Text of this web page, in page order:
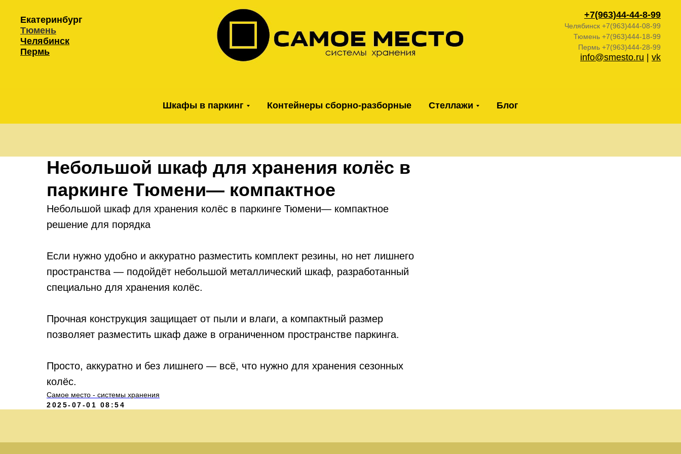
Екатеринбург
Тюмень
Челябинск
Пермь
+7(963)44-44-8-99
Челябинск +7(963)444-08-99
Тюмень +7(963)444-18-99
Пермь +7(963)444-28-99
info@smesto.ru vk
Шкафы в паркинг Контейнеры сборно-разборные Стеллажи Блог
Небольшой шкаф для хранения колёс в
паркинге Тюмени— компактное
Небольшой шкаф для хранения колёс в паркинге Тюмени— компактное
решение для порядка
Если нужно удобно и аккуратно разместить комплект резины, но нет лишнего
пространства — подойдёт небольшой металлический шкаф, разработанный
специально для хранения колёс.
Прочная конструкция защищает от пыли и влаги, а компактный размер
позволяет разместить шкаф даже в ограниченном пространстве паркинга.
Просто, аккуратно и без лишнего — всё, что нужно для хранения сезонных
колёс.
Самое место - системы хранения
2025-07-01 08:54